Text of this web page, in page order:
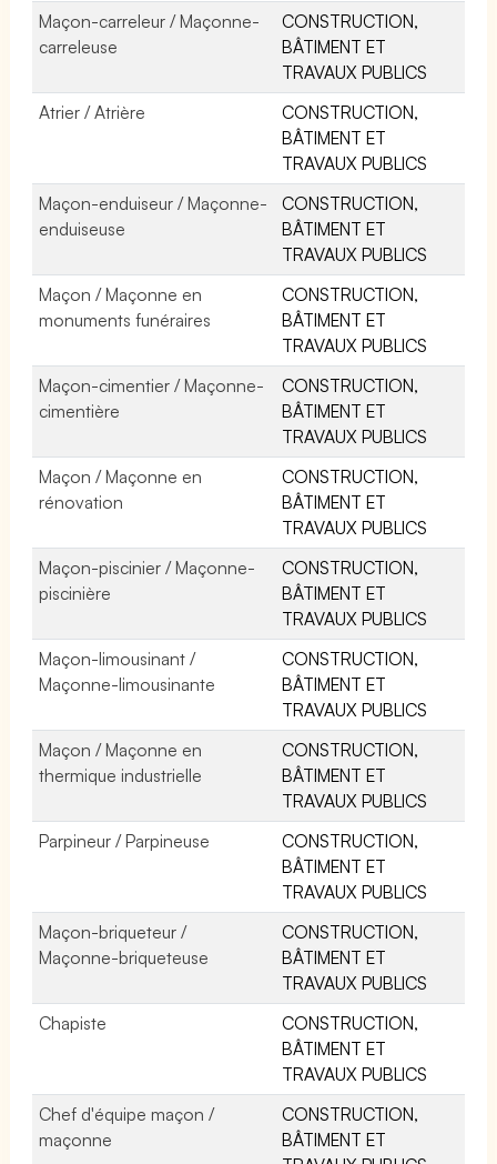
Maçon-carreleur / Maçonne-
carreleuse
CONSTRUCTION,
BÂTIMENT ET
TRAVAUX PUBLICS
Atrier / Atrière
CONSTRUCTION,
BÂTIMENT ET
TRAVAUX PUBLICS
Maçon-enduiseur / Maçonne-
enduiseuse
CONSTRUCTION,
BÂTIMENT ET
TRAVAUX PUBLICS
Maçon / Maçonne en
monuments funéraires
CONSTRUCTION,
BÂTIMENT ET
TRAVAUX PUBLICS
Maçon-cimentier / Maçonne-
cimentière
CONSTRUCTION,
BÂTIMENT ET
TRAVAUX PUBLICS
Maçon / Maçonne en
rénovation
CONSTRUCTION,
BÂTIMENT ET
TRAVAUX PUBLICS
Maçon-piscinier / Maçonne-
piscinière
CONSTRUCTION,
BÂTIMENT ET
TRAVAUX PUBLICS
Maçon-limousinant /
Maçonne-limousinante
CONSTRUCTION,
BÂTIMENT ET
TRAVAUX PUBLICS
Maçon / Maçonne en
thermique industrielle
CONSTRUCTION,
BÂTIMENT ET
TRAVAUX PUBLICS
Parpineur / Parpineuse
CONSTRUCTION,
BÂTIMENT ET
TRAVAUX PUBLICS
Maçon-briqueteur /
Maçonne-briqueteuse
CONSTRUCTION,
BÂTIMENT ET
TRAVAUX PUBLICS
Chapiste
CONSTRUCTION,
BÂTIMENT ET
TRAVAUX PUBLICS
Chef d'équipe maçon /
maçonne
CONSTRUCTION,
BÂTIMENT ET